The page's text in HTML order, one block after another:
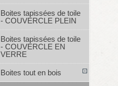
Boites tapissées de toile
- COUVERCLE PLEIN
Boites tapissées de toile
- COUVERCLE EN
VERRE
Boites tout en bois